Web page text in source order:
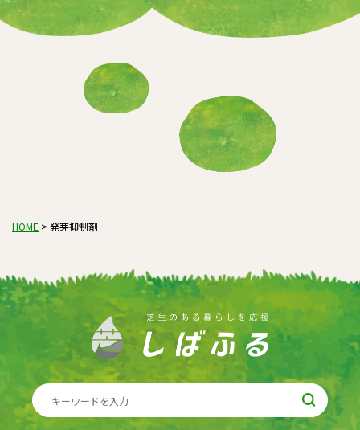
HOME > 発芽抑制剤